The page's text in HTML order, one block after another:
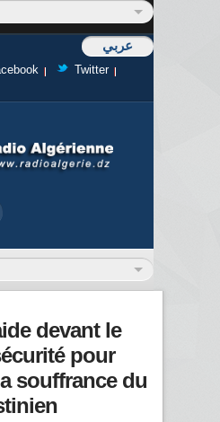
عربي
Twitter
recherche
devant le
pour
souffrance du